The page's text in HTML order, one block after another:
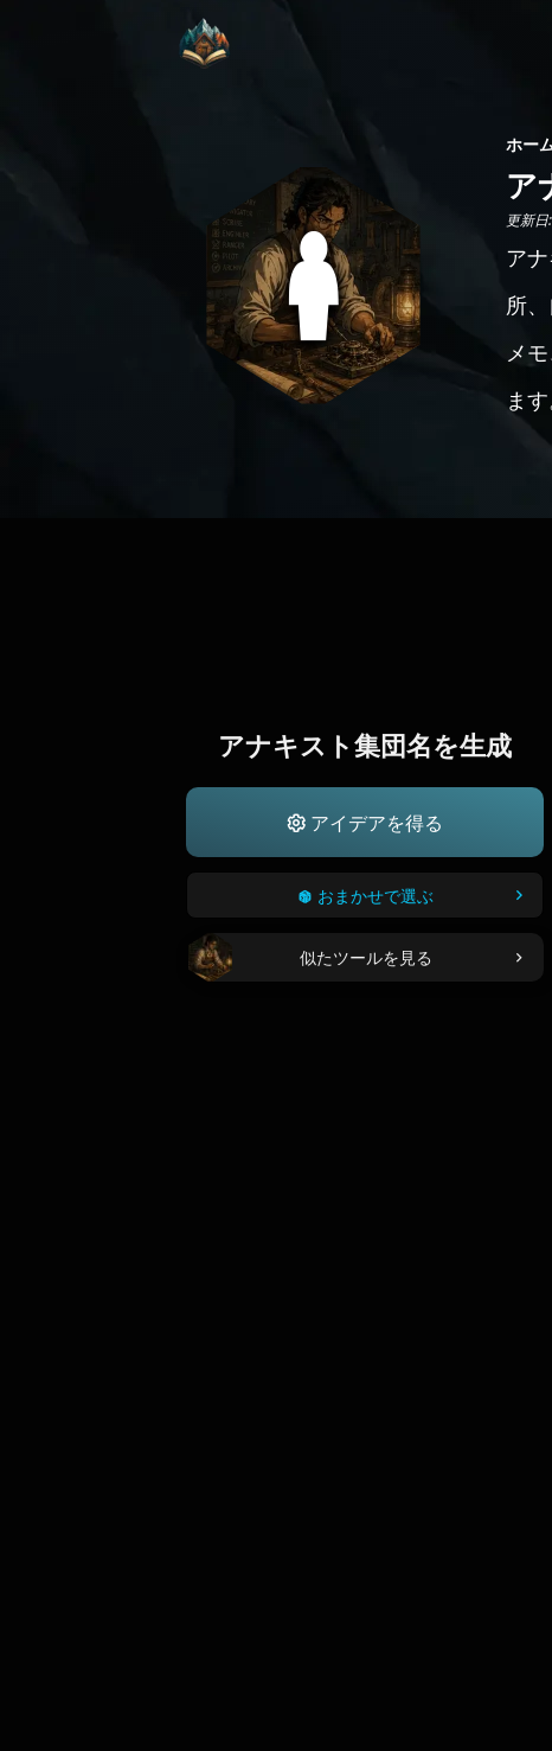
ホー
ア
更新
ア
所
メ
ま
アナキスト集団名を生成
アイデアを得る
おまかせで選ぶ
似たツールを見る